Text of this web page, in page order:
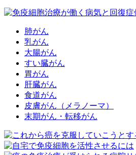
肺がん
乳がん
大腸がん
すい臓がん
胃がん
肝臓がん
食道がん
皮膚がん（メラノーマ）
末期がん・転移がん